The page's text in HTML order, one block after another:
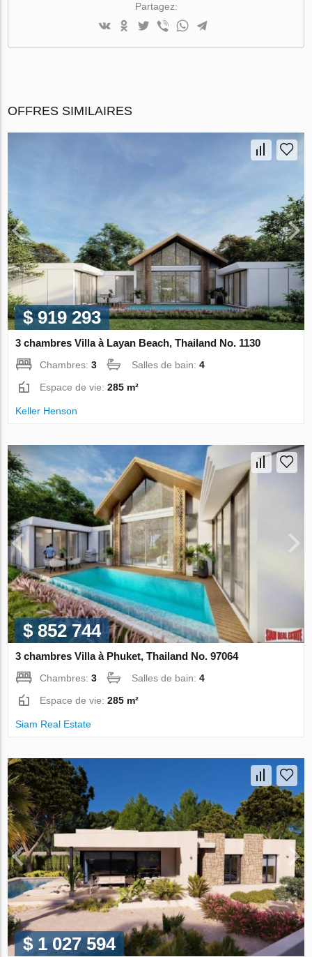
Partagez:
OFFRES SIMILAIRES
$ 919 293
3 chambres Villa à Layan Beach, Thailand No. 1130
Chambres:3 Salles de bain:4
Espace de vie:285 m²
Keller Henson
$ 852 744
3 chambres Villa à Phuket, Thailand No. 97064
Chambres:3 Salles de bain:4
Espace de vie:285 m²
Siam Real Estate
$ 1 027 594